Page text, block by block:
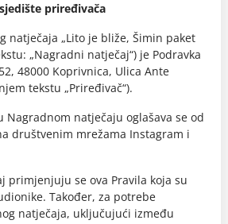
priređivača
natječaja „Lito je bliže, Šimin paket
„Nagradni natječaj“) je Podravka
48000 Koprivnica, Ulica Ante
tekstu „Priređivač“).
Nagradnom natječaju oglašava se od
društvenim mrežama Instagram i
primjenjuju se ova Pravila koja su
Također, za potrebe
natječaja, uključujući između